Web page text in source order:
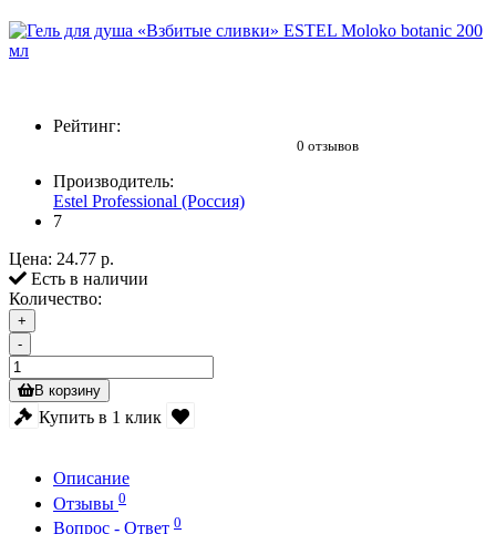
Рейтинг:
0 отзывов
Производитель:
Estel Professional (Россия)
7
Цена: 24.77 р.
Есть в наличии
Количество:
+
-
В корзину
Купить в 1 клик
Описание
Отзывы 0
Вопрос - Ответ 0